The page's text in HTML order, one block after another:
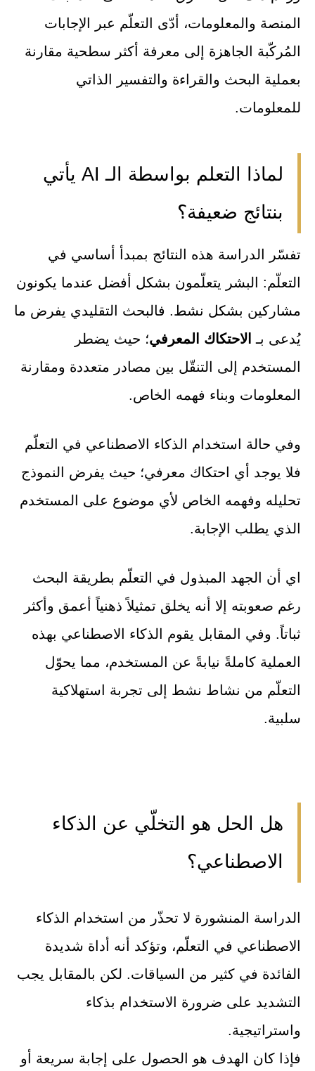
المنصة والمعلومات، أدّى التعلّم عبر الإجابات
المُركّبة الجاهزة إلى معرفة أكثر سطحية مقارنة
بعملية البحث والقراءة والتفسير الذاتي
للمعلومات.
لماذا التعلم بواسطة الـ AI يأتي
بنتائج ضعيفة؟
تفسّر الدراسة هذه النتائج بمبدأ أساسي في
التعلّم: البشر يتعلّمون بشكل أفضل عندما يكونون
مشاركين بشكل نشط. فالبحث التقليدي يفرض ما
يُدعى بـ الاحتكاك المعرفي؛ حيث يضطر
المستخدم إلى التنقّل بين مصادر متعددة ومقارنة
المعلومات وبناء فهمه الخاص.
وفي حالة استخدام الذكاء الاصطناعي في التعلّم
فلا يوجد أي احتكاك معرفي؛ حيث يفرض النموذج
تحليله وفهمه الخاص لأي موضوع على المستخدم
الذي يطلب الإجابة.
اي أن الجهد المبذول في التعلّم بطريقة البحث
رغم صعوبته إلا أنه يخلق تمثيلاً ذهنياً أعمق وأكثر
ثباتاً. وفي المقابل يقوم الذكاء الاصطناعي بهذه
العملية كاملةً نيابةً عن المستخدم، مما يحوّل
التعلّم من نشاط نشط إلى تجربة استهلاكية
سلبية.
هل الحل هو التخلّي عن الذكاء
الاصطناعي؟
الدراسة المنشورة لا تحذّر من استخدام الذكاء
الاصطناعي في التعلّم، وتؤكد أنه أداة شديدة
الفائدة في كثير من السياقات. لكن بالمقابل يجب
التشديد على ضرورة الاستخدام بذكاء
واستراتيجية.
فإذا كان الهدف هو الحصول على إجابة سريعة أو